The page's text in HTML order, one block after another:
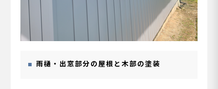
雨樋・出窓部分の屋根と木部の塗装